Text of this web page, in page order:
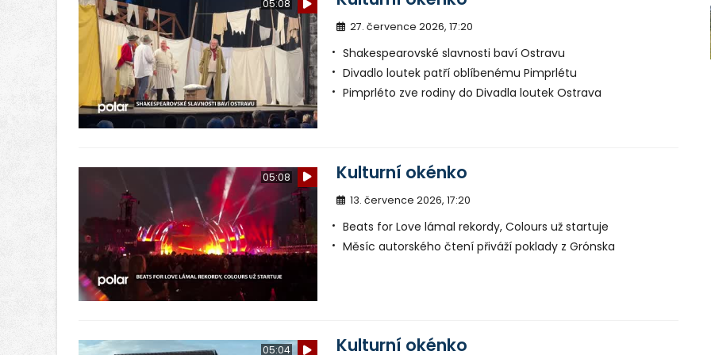
05:08
27. července 2026, 17:20
Shakespearovské slavnosti baví Ostravu
Divadlo loutek patří oblíbenému Pimprlétu
Pimprléto zve rodiny do Divadla loutek Ostrava
05:08 Kulturní okénko
13. července 2026, 17:20
Beats for Love lámal rekordy, Colours už startuje
Měsíc autorského čtení přiváží poklady z Grónska
05:04 Kulturní okénko